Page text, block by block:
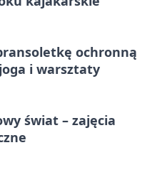
ochronną
i warsztaty
świat – zajęcia